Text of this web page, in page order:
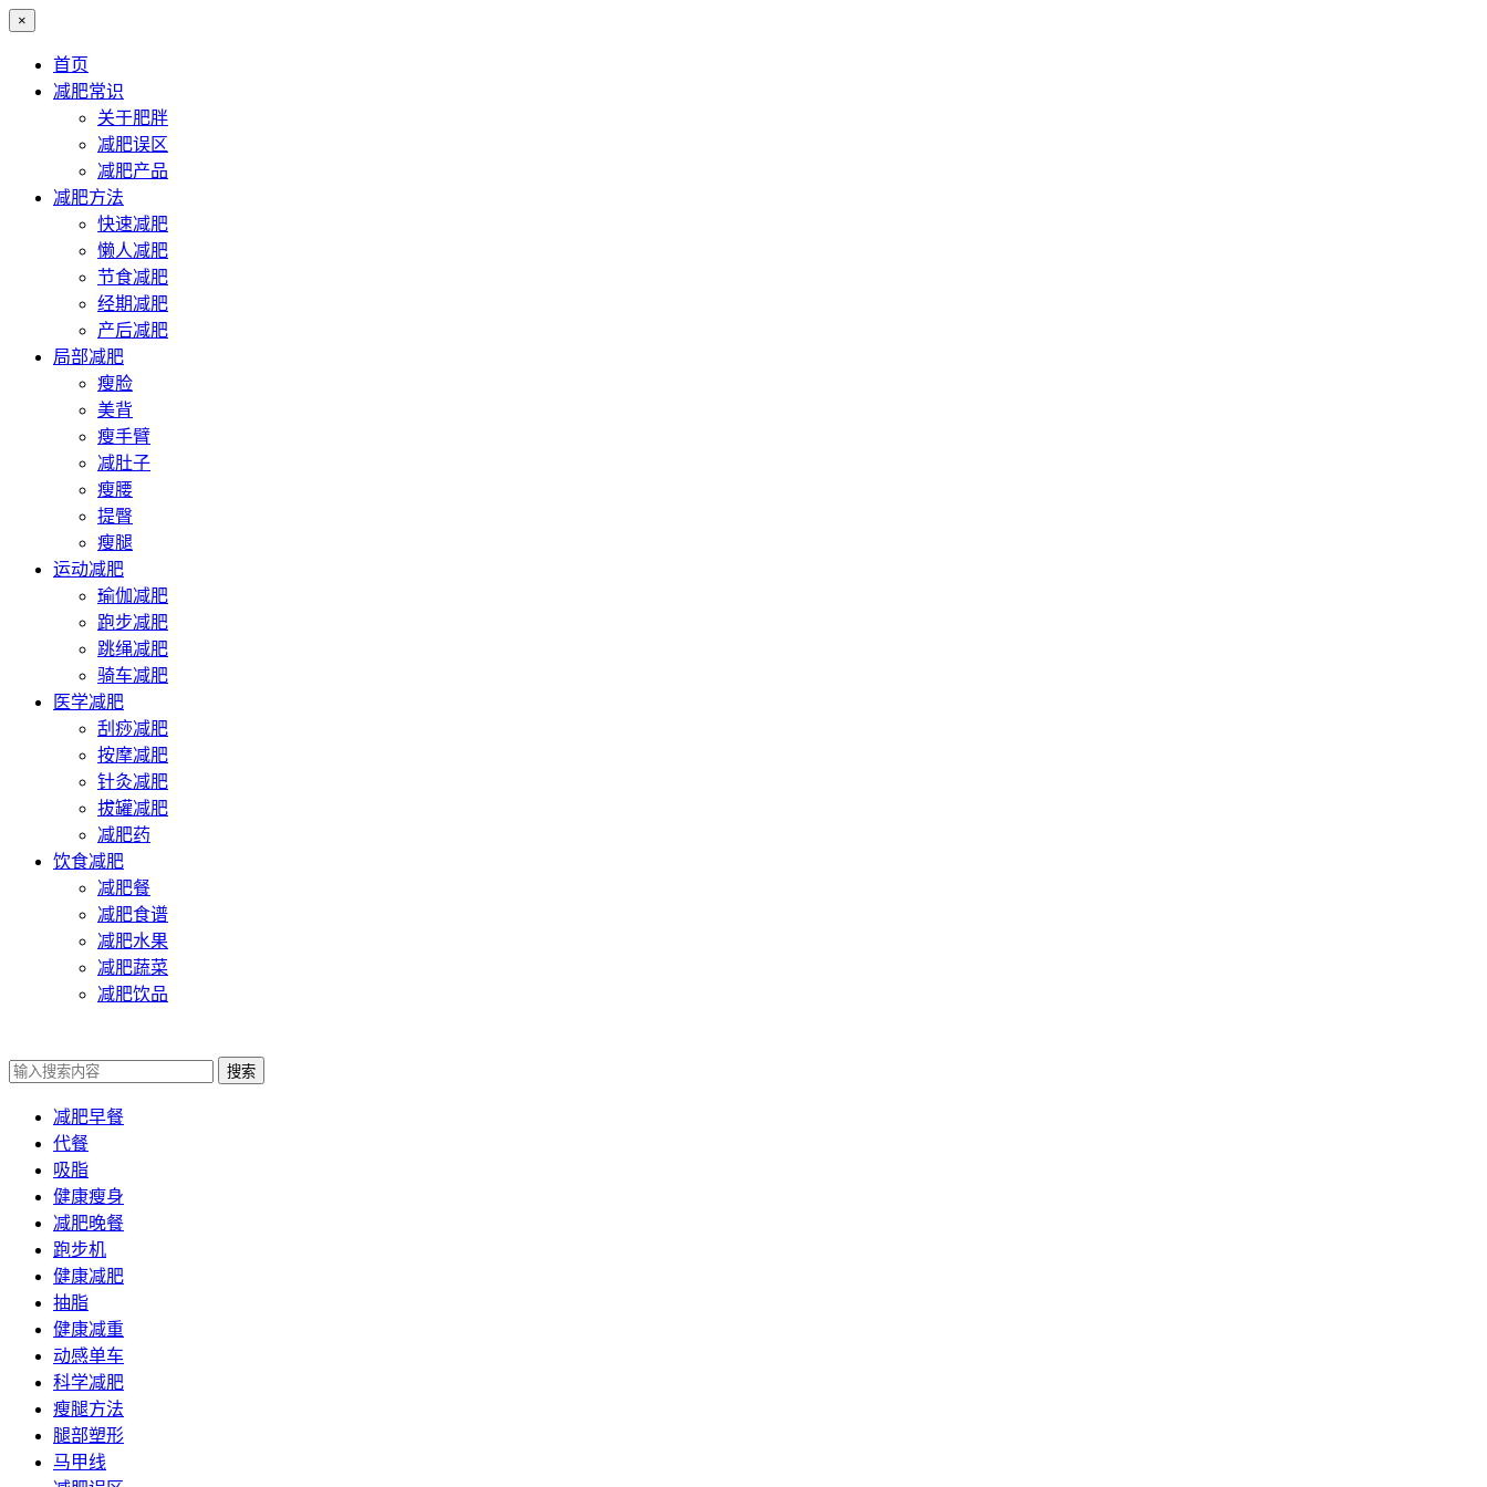
×
首页
减肥常识
关于肥胖
减肥误区
减肥产品
减肥方法
快速减肥
懒人减肥
节食减肥
经期减肥
产后减肥
局部减肥
瘦脸
美背
瘦手臂
减肚子
瘦腰
提臀
瘦腿
运动减肥
瑜伽减肥
跑步减肥
跳绳减肥
骑车减肥
医学减肥
刮痧减肥
按摩减肥
针灸减肥
拔罐减肥
减肥药
饮食减肥
减肥餐
减肥食谱
减肥水果
减肥蔬菜
减肥饮品
搜索
减肥早餐
代餐
吸脂
健康瘦身
减肥晚餐
跑步机
健康减肥
抽脂
健康减重
动感单车
科学减肥
瘦腿方法
腿部塑形
马甲线